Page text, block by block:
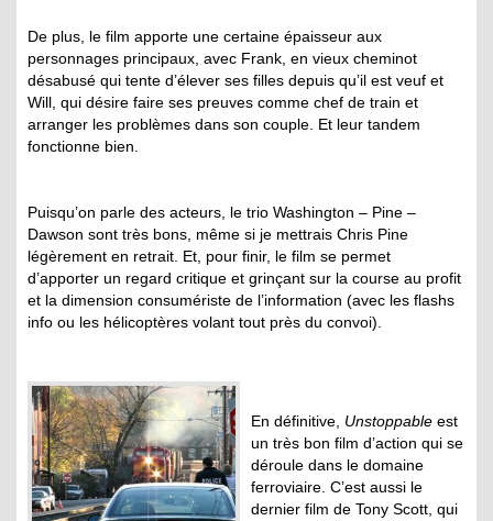
De plus, le film apporte une certaine épaisseur aux
personnages principaux, avec Frank, en vieux cheminot
désabusé qui tente d’élever ses filles depuis qu’il est veuf et
Will, qui désire faire ses preuves comme chef de train et
arranger les problèmes dans son couple. Et leur tandem
fonctionne bien.
Puisqu’on parle des acteurs, le trio Washington – Pine –
Dawson sont très bons, même si je mettrais Chris Pine
légèrement en retrait. Et, pour finir, le film se permet
d’apporter un regard critique et grinçant sur la course au profit
et la dimension consumériste de l’information (avec les flashs
info ou les hélicoptères volant tout près du convoi).
En définitive, Unstoppable est
un très bon film d’action qui se
déroule dans le domaine
ferroviaire. C’est aussi le
dernier film de Tony Scott, qui